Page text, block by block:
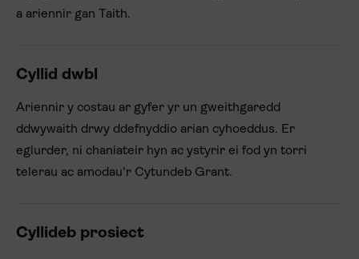
a ariennir gan Taith.
Cyllid dwbl
Ariennir y costau ar gyfer yr un gweithgaredd
ddwywaith drwy ddefnyddio arian cyhoeddus. Er
eglurder, ni chaniateir hyn ac ystyrir ei fod yn torri
telerau ac amodau'r Cytundeb Grant.
Cyllideb prosiect